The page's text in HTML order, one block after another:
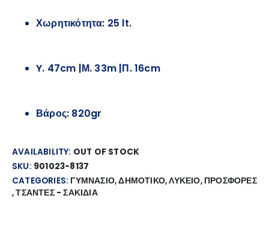
Χωρητικότητα: 25 lt.
Y. 47cm |Μ. 33m |Π. 16cm
Βάρος: 820gr
AVAILABILITY: OUT OF STOCK
SKU: 901023-8137
CATEGORIES: ΓΥΜΝΑΣΙΟ,ΔΗΜΟΤΙΚΟ,ΛΥΚΕΙΟ, ΠΡΟΣΦΟΡΕΣ
,ΤΣΑΝΤΕΣ - ΣΑΚΙΔΙΑ